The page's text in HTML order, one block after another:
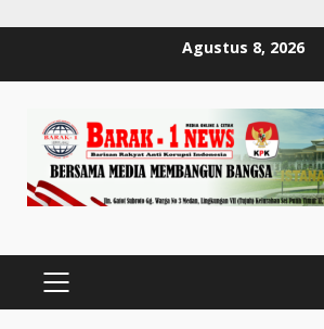
Agustus 8, 2026
PRIMARY
MENU